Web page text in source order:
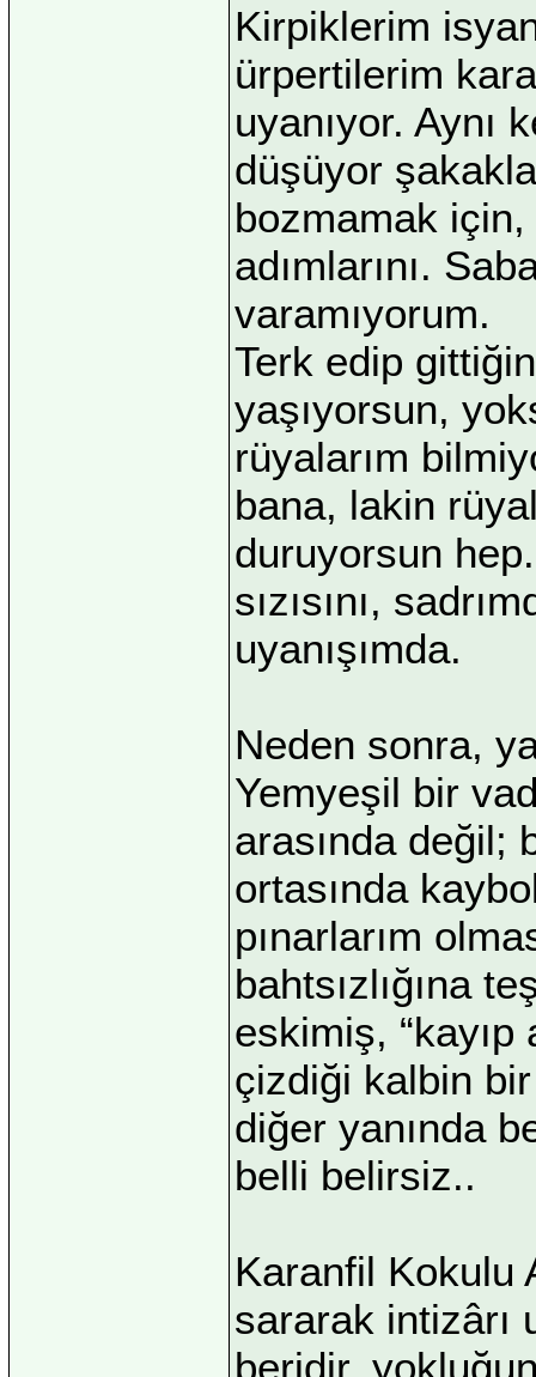
Kirpiklerim
ürpertilerim
uyanıyor. Aynı
düşüyor
bozmamak için,
adımlarını.
varamıyorum.
Terk edip
yaşıyorsun,
rüyalarım
bana, lakin
duruyorsun
sızısını,
uyanışımda.
Neden sonra,
Yemyeşil bir
arasında değil;
ortasında
pınarlarım
bahtsızlığına
eskimiş, “kayıp
çizdiği kalbin
diğer yanında
belli belirsiz..
Karanfil Kokulu
sararak intizârı
beridir,